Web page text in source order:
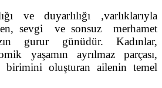
ve duyarlılığı ,varlıklarıyla
sevgi ve sonsuz merhamet
gurur günüdür. Kadınlar,
yaşamın ayrılmaz parçası,
oluşturan ailenin temel